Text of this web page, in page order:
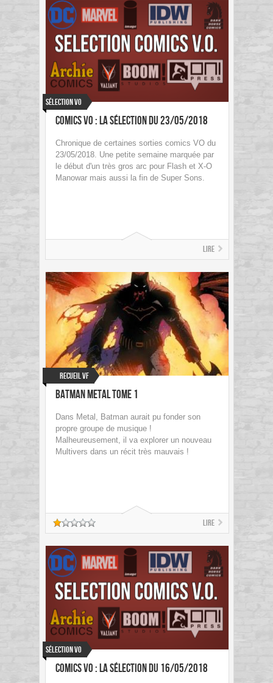
Sélection VO
Comics VO : La sélection du 23/05/2018
Chronique de certaines sorties comics VO du
23/05/2018. Une petite semaine marquée par
le début d'un très gros arc pour Flash et X-O
Manowar mais aussi la fin de Super Sons.
Lire
Recueil VF
Batman Metal Tome 1
Dans Metal, Batman aurait pu fonder son
propre groupe de musique !
Malheureusement, il va explorer un nouveau
Multivers dans un récit très mauvais !
Lire
Sélection VO
Comics VO : La sélection du 16/05/2018